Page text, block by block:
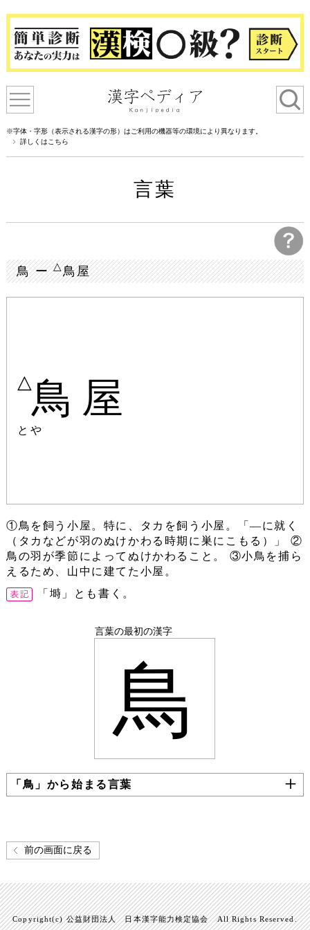
※字体・字形（表示される漢字の形）はご利用の機器等の環境により異なります。
詳しくはこちら
言葉
鳥 ー△鳥屋
△鳥屋
とや
①鳥を飼う小屋。特に、タカを飼う小屋。「―に就く
（タカなどが羽のぬけかわる時期に巣にこもる）」 ②
鳥の羽が季節によってぬけかわること。 ③小鳥を捕ら
えるため、山中に建てた小屋。
「塒」とも書く。
言葉の最初の漢字
鳥
「鳥」から始まる言葉
前の画面に戻る
Copyright(c) 公益財団法人 日本漢字能力検定協会 All Rights Reserved.